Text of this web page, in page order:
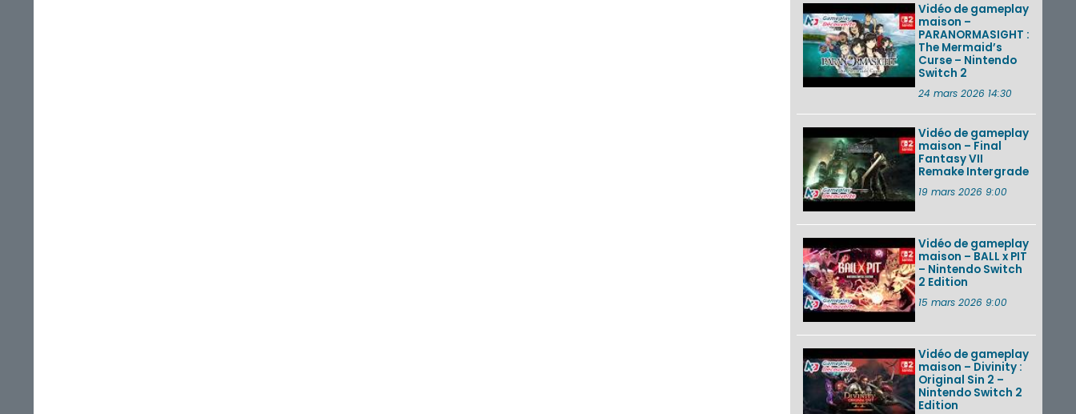
Vidéo de gameplay
maison –
PARANORMASIGHT :
The Mermaid’s
Curse – Nintendo
Switch 2
24 mars 2026 14:30
Vidéo de gameplay
maison – Final
Fantasy VII
Remake Intergrade
19 mars 2026 9:00
Vidéo de gameplay
maison – BALL x PIT
– Nintendo Switch
2 Edition
15 mars 2026 9:00
Vidéo de gameplay
maison – Divinity :
Original Sin 2 –
Nintendo Switch 2
Edition